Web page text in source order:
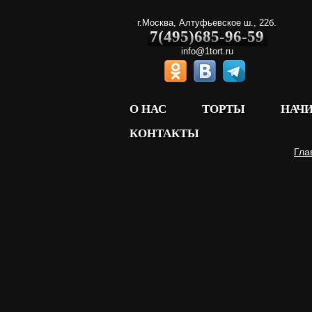
г.Москва, Алтуфьевское ш., 22б.
7(495)685-96-59
info@1tort.ru
О НАС ТОРТЫ
КОНТАКТЫ